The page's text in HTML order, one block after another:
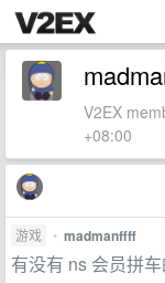
V2EX
+08:00
游戏 • madmanffff
有没有 ns 会员拼车